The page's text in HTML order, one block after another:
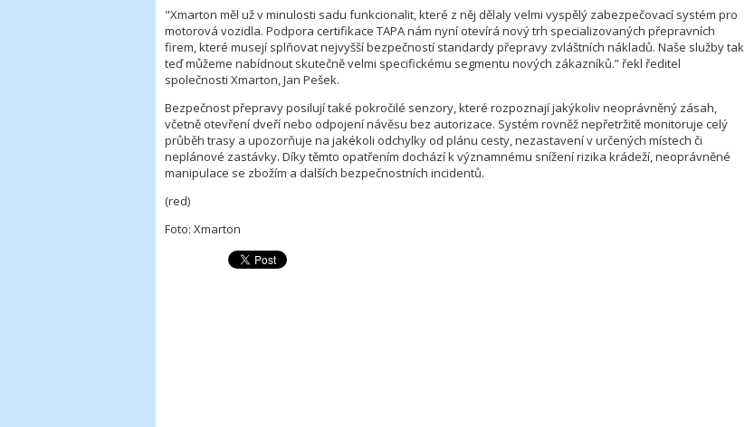
"Xmarton měl už v minulosti sadu funkcionalit, které z něj dělaly velmi vyspělý zabezpečovací systém pro
motorová vozidla. Podpora certifikace TAPA nám nyní otevírá nový trh specializovaných přepravních
firem, které musejí splňovat nejvyšší bezpečností standardy přepravy zvláštních nákladů. Naše služby tak
teď můžeme nabídnout skutečně velmi specifickému segmentu nových zákazníků.” řekl ředitel
společnosti Xmarton, Jan Pešek.
Bezpečnost přepravy posilují také pokročilé senzory, které rozpoznají jakýkoliv neoprávněný zásah,
včetně otevření dveří nebo odpojení návěsu bez autorizace. Systém rovněž nepřetržitě monitoruje celý
průběh trasy a upozorňuje na jakékoli odchylky od plánu cesty, nezastavení v určených místech či
neplánové zastávky. Díky těmto opatřením dochází k významnému snížení rizika krádeží, neoprávněné
manipulace se zbožím a dalších bezpečnostních incidentů.
(red)
Foto: Xmarton